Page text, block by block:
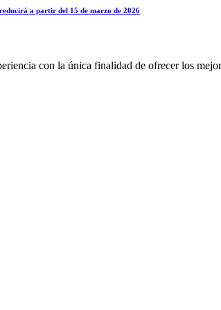
a partir del 15 de marzo de 2026
con la única finalidad de ofrecer los